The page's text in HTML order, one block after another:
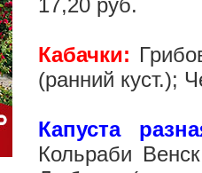
17,20 руб.
Кабачки:
(ранний куст.);
Капуста
Кольраби